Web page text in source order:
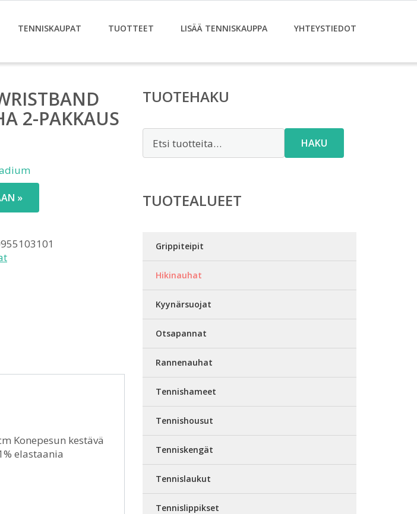
TENNISKAUPAT TUOTTEET LISÄÄ TENNISKAUPPA YHTEYSTIEDOT
2-PAKKAUS
»
Konepesun kestävä
elastaania
TUOTEHAKU
HAKU
TUOTEALUEET
Grippiteipit
Hikinauhat
Kyynärsuojat
Otsapannat
Rannenauhat
Tennishameet
Tennishousut
Tenniskengät
Tennislaukut
Tennislippikset